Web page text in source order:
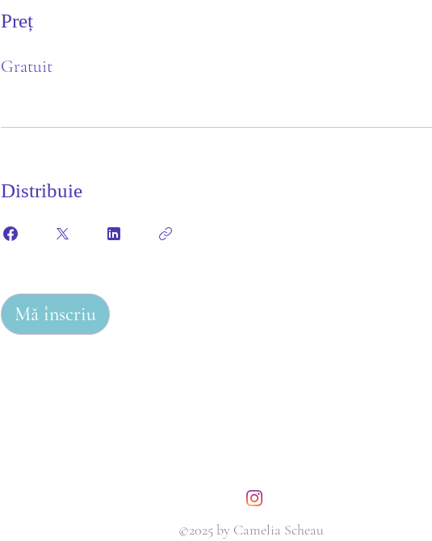
Preț
Gratuit
Distribuie
Mă înscriu
©2025 by Camelia Scheau